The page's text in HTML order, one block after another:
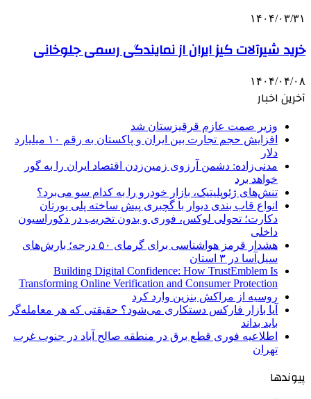
۱۴۰۴/۰۳/۳۱
خرید شیرآلات کیز ایران از نمایندگی رسمی جلوخانی
۱۴۰۴/۰۴/۰۸
آخرین اخبار
وزیر صمت عازم قرقیزستان شد
افزایش حجم تجارت بین ایران و پاکستان به رقم ۱۰ میلیارد
دلار
مدنی‌زاده: دشمن آرزوی زمین‌زدن اقتصاد ایران را به گور
خواهد برد
تنش‌های ژئوپلیتیک، بازار خودرو را به کدام سو می‌برد؟
انواع قاب بندی دیوار با گچبری پیش ساخته پلی یورتان
دکارت؛ تحولی لوکس، فوری و بدون تخریب در دکوراسیون
داخلی
هشدار قرمز هواشناسی برای گرمای ۵۰ درجه؛ بارش‌های
سیل‌آسا در ۳ استان
Building Digital Confidence: How TrustEmblem Is
Transforming Online Verification and Consumer Protection
روسیه از مراکش بنزین وارد کرد
آیا بازار فارکس دستکاری می‌شود؟ حقیقتی که هر معامله‌گر
باید بداند
اطلاعیه فوری قطع برق در منطقه صالح آباد در جنوب غرب
تهران
پیوندها